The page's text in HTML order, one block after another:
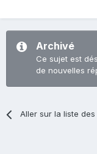
Archivé
Ce sujet est
de nouvelles
Aller sur la liste des